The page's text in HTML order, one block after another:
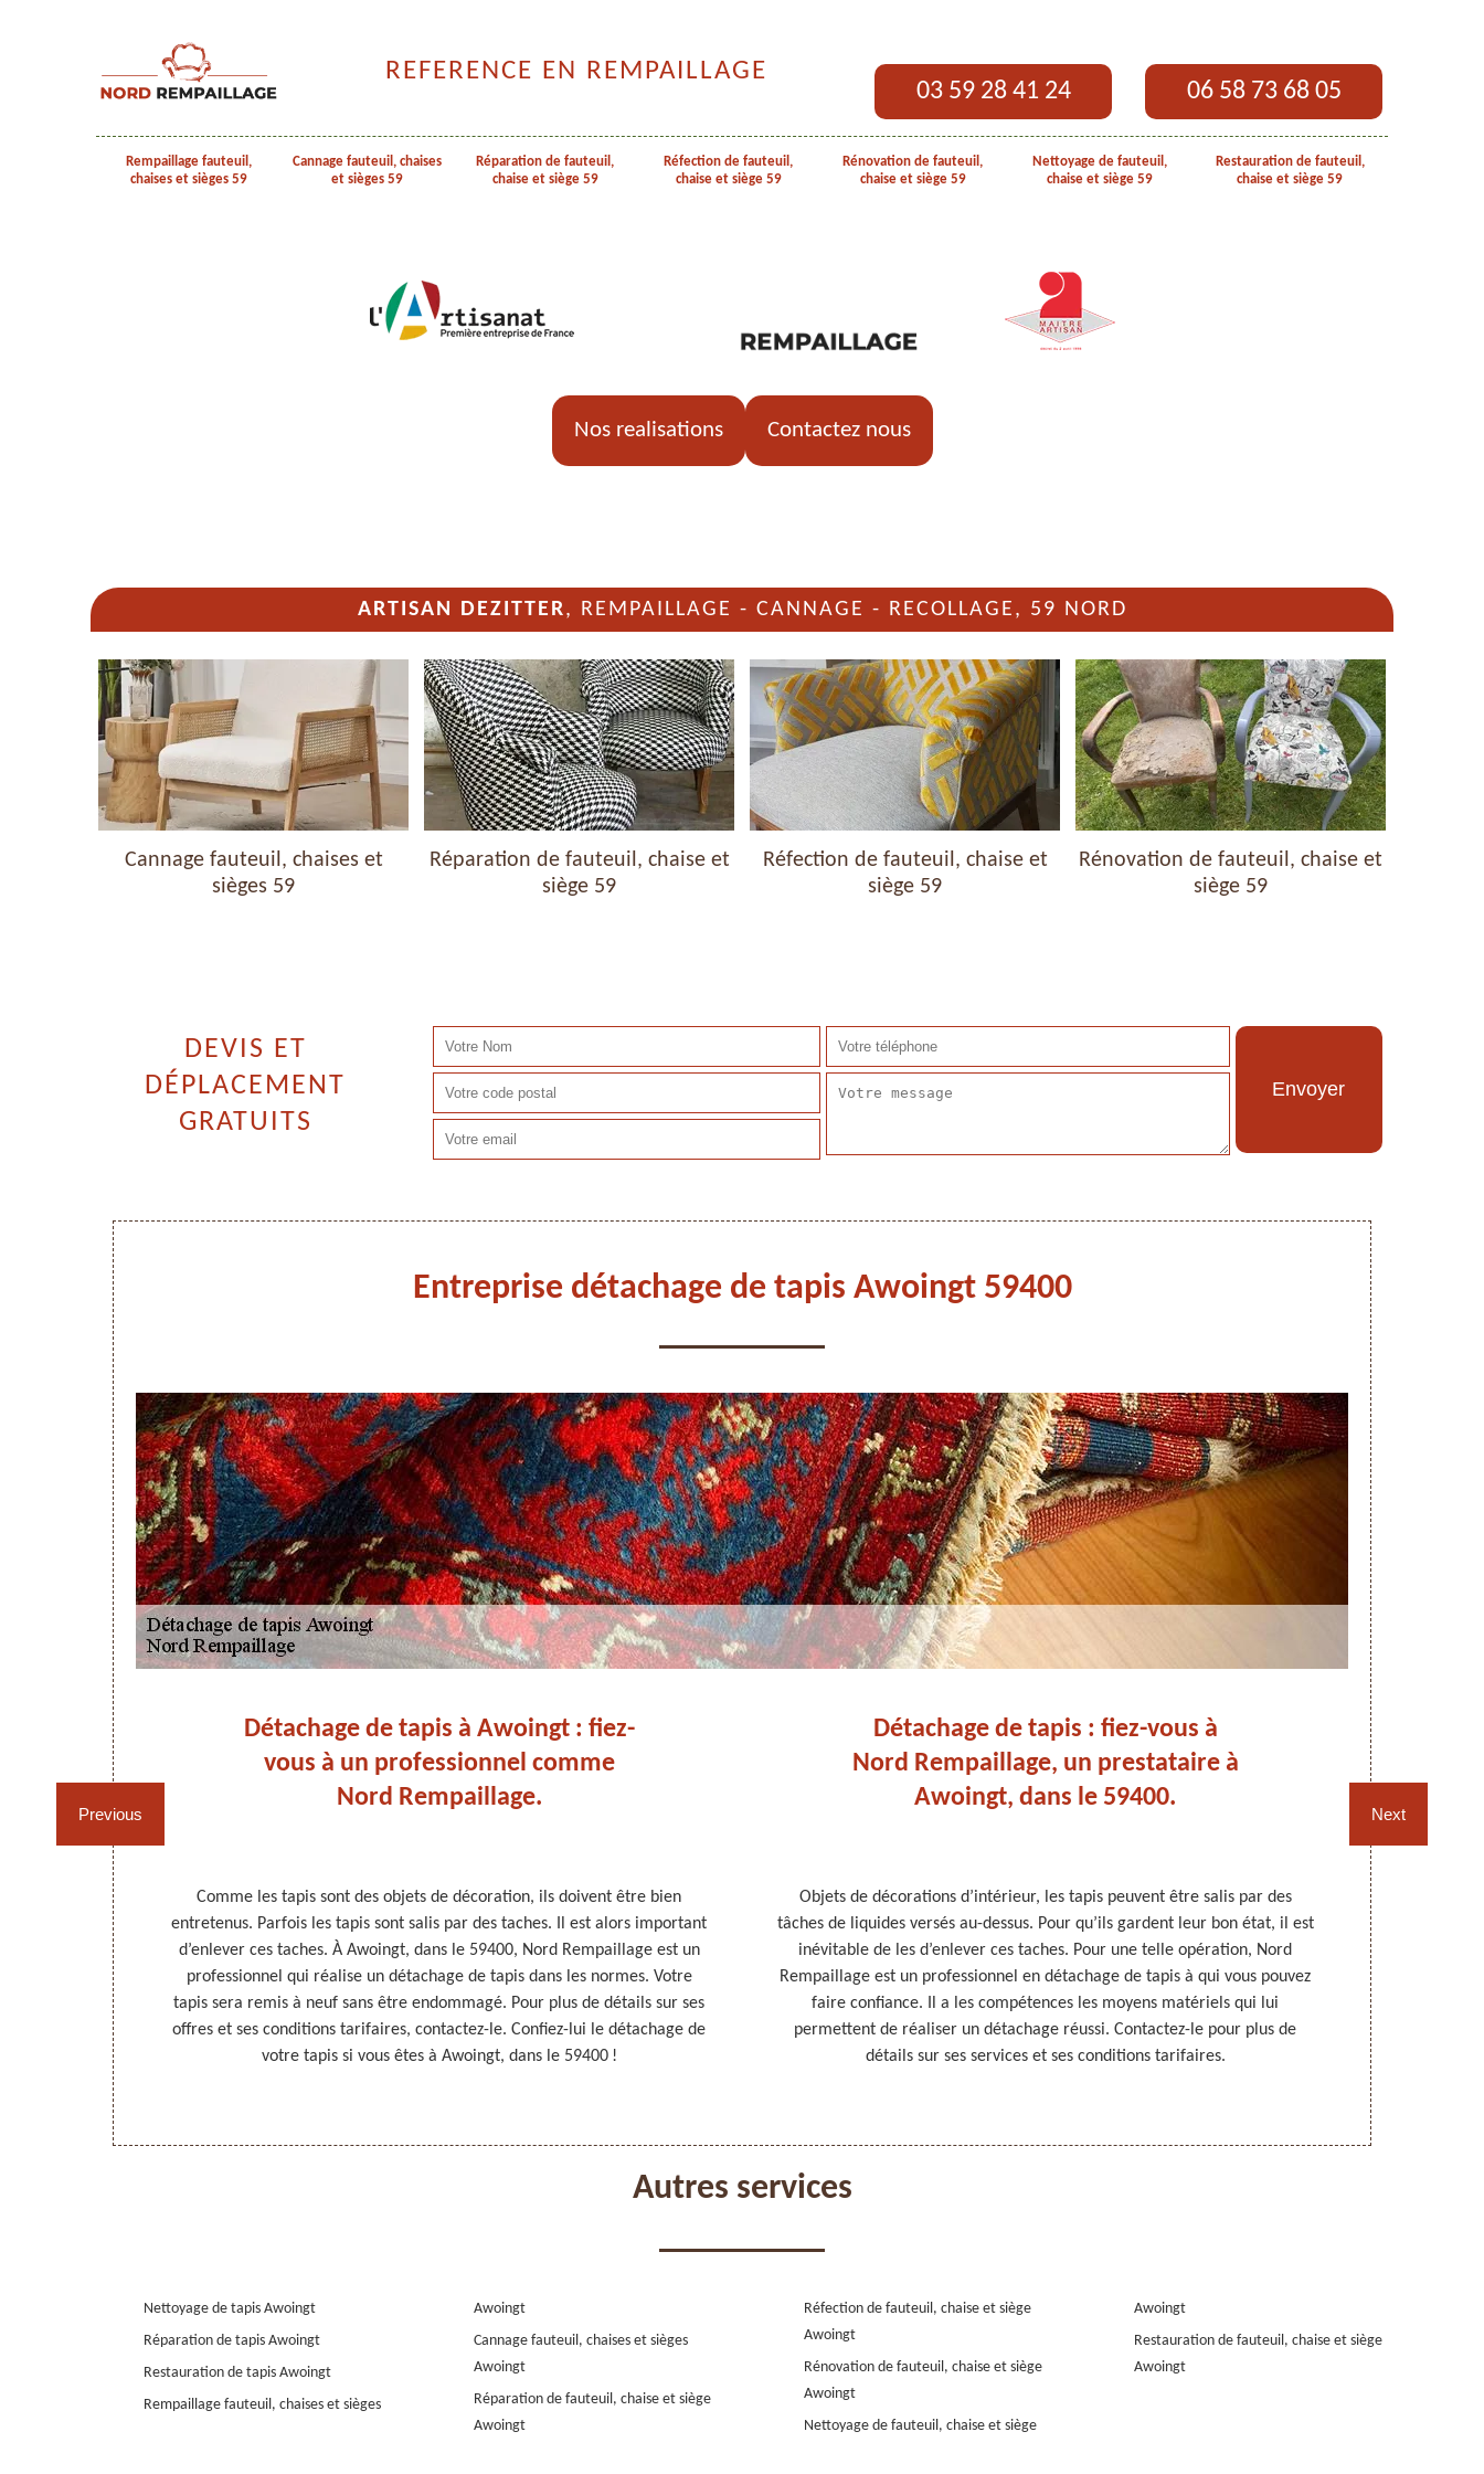
REFERENCE EN REMPAILLAGE
03 59 28 41 24 06 58 73 68 05
Rempaillage fauteuil,
chaises et sièges 59
Cannage fauteuil, chaises
et sièges 59
Réparation de fauteuil,
chaise et siège 59
Réfection de fauteuil,
chaise et siège 59
Rénovation de fauteuil,
chaise et siège 59
Nettoyage de fauteuil,
chaise et siège 59
Restauration de fauteuil,
chaise et siège 59
Nos realisations Contactez nous
ARTISAN DEZITTER, REMPAILLAGE - CANNAGE - RECOLLAGE, 59 NORD
Cannage fauteuil, chaises et
sièges 59
Réparation de fauteuil, chaise et
siège 59
Réfection de fauteuil, chaise et
siège 59
Rénovation de fauteuil, chaise et
siège 59
DEVIS ET
DÉPLACEMENT
GRATUITS
Entreprise détachage de tapis Awoingt 59400
Previous
Détachage de tapis à Awoingt : fiez-
vous à un professionnel comme
Nord Rempaillage.
Comme les tapis sont des objets de décoration, ils doivent être bien
entretenus. Parfois les tapis sont salis par des taches. Il est alors important
d’enlever ces taches. À Awoingt, dans le 59400, Nord Rempaillage est un
professionnel qui réalise un détachage de tapis dans les normes. Votre
tapis sera remis à neuf sans être endommagé. Pour plus de détails sur ses
offres et ses conditions tarifaires, contactez-le. Confiez-lui le détachage de
votre tapis si vous êtes à Awoingt, dans le 59400 !
Détachage de tapis : fiez-vous à
Nord Rempaillage, un prestataire à
Awoingt, dans le 59400.
Objets de décorations d’intérieur, les tapis peuvent être salis par des
tâches de liquides versés au-dessus. Pour qu’ils gardent leur bon état, il est
inévitable de les d’enlever ces taches. Pour une telle opération, Nord
Rempaillage est un professionnel en détachage de tapis à qui vous pouvez
faire confiance. Il a les compétences les moyens matériels qui lui
permettent de réaliser un détachage réussi. Contactez-le pour plus de
détails sur ses services et ses conditions tarifaires.
Next
Autres services
Nettoyage de tapis Awoingt
Réparation de tapis Awoingt
Restauration de tapis Awoingt
Rempaillage fauteuil, chaises et sièges
Awoingt
Cannage fauteuil, chaises et sièges
Awoingt
Réparation de fauteuil, chaise et siège
Awoingt
Réfection de fauteuil, chaise et siège
Awoingt
Rénovation de fauteuil, chaise et siège
Awoingt
Nettoyage de fauteuil, chaise et siège
Awoingt
Restauration de fauteuil, chaise et siège
Awoingt